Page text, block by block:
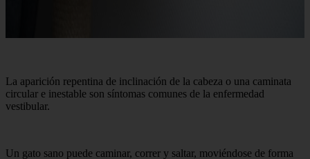
La aparición repentina de inclinación de la cabeza o una caminata
circular e inestable son síntomas comunes de la enfermedad
vestibular.
Un gato sano puede caminar, correr y saltar, moviéndose de forma